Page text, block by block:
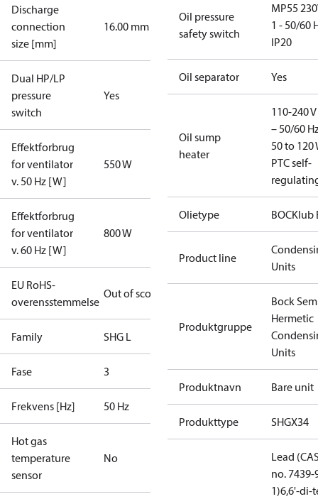
Discharge
connection
size [mm]
16.00 mm
Dual HP/LP
pressure
switch
Yes
Effektforbrug
for ventilator
v. 50 Hz [W]
550 W
Effektforbrug
for ventilator
v. 60 Hz [W]
800 W
EU RoHS-
overensstemmelse
Out of scope
Family SHG L
Fase 3
Frekvens [Hz] 50 Hz
Hot gas
temperature
sensor
No
Oil pressure
safety switch
MP55
1 - 50/60
IP20
Oil separator Yes
Oil sump
heater
110-240
– 50/60
50 to 120
PTC self-
Olietype BOCKlub
Product line
Units
Produktgruppe
Bock
Hermetic
Units
Produktnavn Bare unit
Produkttype SHGX34
Lead
no. 7439-
1)6,6'-di-